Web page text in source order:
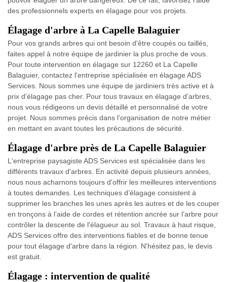
des professionnels experts en élagage pour vos projets.
Élagage d'arbre à La Capelle Balaguier
Pour vos grands arbres qui ont besoin d'être coupés ou taillés,
faites appel à notre équipe de jardinier la plus proche de vous.
Pour toute intervention en élagage sur 12260 et La Capelle
Balaguier, contactez l'entreprise spécialisée en élagage ADS
Services. Nous sommes une équipe de jardiniers très active et à
prix d'élagage pas cher. Pour tous travaux en élagage d’arbres,
nous vous rédigeons un devis détaillé et personnalisé de votre
projet. Nous sommes précis dans l’organisation de notre métier
en mettant en avant toutes les précautions de sécurité.
Élagage d'arbre près de La Capelle Balaguier
L'entreprise paysagiste ADS Services est spécialisée dans les
différents travaux d'arbres. En activité depuis plusieurs années,
nous nous acharnons toujours d'offrir les meilleures interventions
à toutes demandes. Les techniques d’élagage consistent à
supprimer les branches les unes après les autres et de les couper
en tronçons à l’aide de cordes et rétention ancrée sur l’arbre pour
contrôler la descente de l'élagueur au sol. Travaux à haut risque,
ADS Services offre des interventions fiables et de bonne tenue
pour tout élagage d'arbre dans la région. N'hésitez pas, le devis
est gratuit.
Élagage : intervention de qualité